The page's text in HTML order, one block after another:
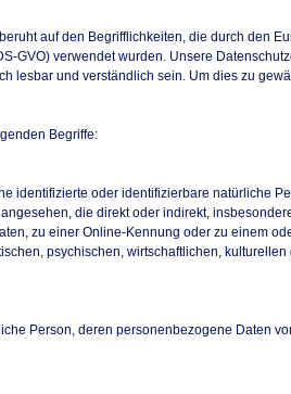
auf den Begrifflichkeiten, die durch den
GVO) verwendet wurden. Unsere
lesbar und verständlich sein. Um dies zu
Begriffe:
identifizierte oder identifizierbare natürliche
die direkt oder indirekt,
zu einer Online-Kennung oder zu einem
psychischen, wirtschaftlichen,
Person, deren personenbezogene Daten